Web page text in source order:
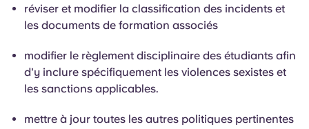
réviser et modifier la classification des incidents et
les documents de formation associés
modifier le règlement disciplinaire des étudiants afin
d'y inclure spécifiquement les violences sexistes et
les sanctions applicables.
mettre à jour toutes les autres politiques pertinentes